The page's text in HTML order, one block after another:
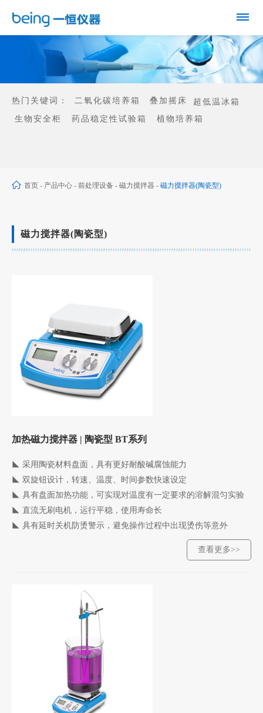
热门关键词： 二氧化碳培养箱 叠加摇床
超低温冰箱
生物安全柜
药品稳定性试验箱 植物培养箱
首页 - 产品中心 - 前处理设备 - 磁力搅拌器 - 磁力搅拌器(陶瓷型)
磁力搅拌器(陶瓷型)
加热磁力搅拌器 | 陶瓷型 BT系列
◣ 采用陶瓷材料盘面，具有更好耐酸碱腐蚀能力
◣ 双旋钮设计，转速、温度、时间参数快速设定
◣ 具有盘面加热功能，可实现对温度有一定要求的溶解混匀实验
◣ 直流无刷电机，运行平稳，使用寿命长
◣ 具有延时关机防烫警示，避免操作过程中出现烫伤等意外
查看更多>>